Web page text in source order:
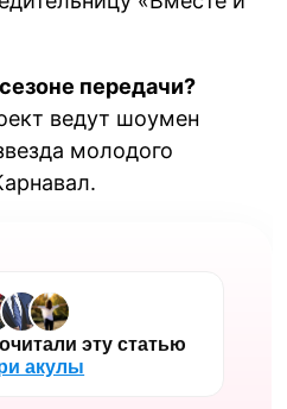
передачи?
ведут шоумен
молодого
эту статью
акулы